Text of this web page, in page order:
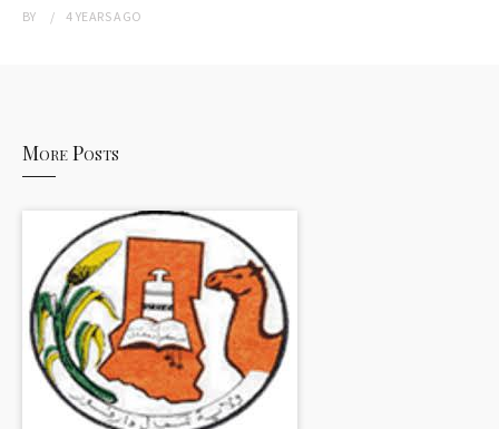
BY 4 YEARSAGO
More Posts